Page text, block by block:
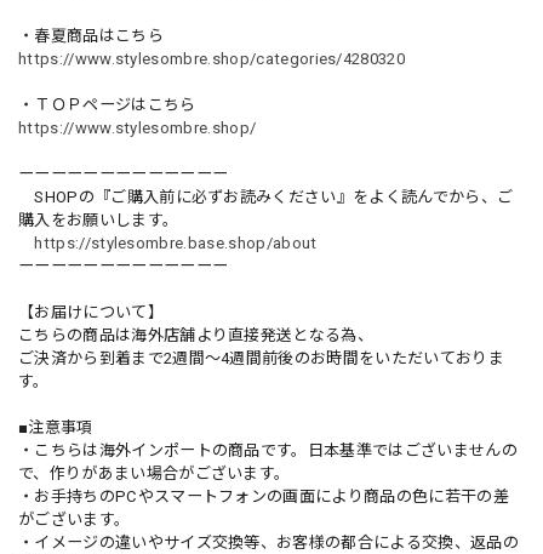
・春夏商品はこちら
https://www.stylesombre.shop/categories/4280320
・ＴＯＰページはこちら
https://www.stylesombre.shop/
ーーーーーーーーーーーーー
SHOPの『ご購入前に必ずお読みください』をよく読んでから、ご
購入をお願いします。
https://stylesombre.base.shop/about
ーーーーーーーーーーーーー
【お届けについて】
こちらの商品は海外店舗より直接発送となる為、
ご決済から到着まで2週間〜4週間前後のお時間をいただいておりま
す。
■注意事項
・こちらは海外インポートの商品です。日本基準ではございませんの
で、作りがあまい場合がございます。
・お手持ちのPCやスマートフォンの画面により商品の色に若干の差
がございます。
・イメージの違いやサイズ交換等、お客様の都合による交換、返品の